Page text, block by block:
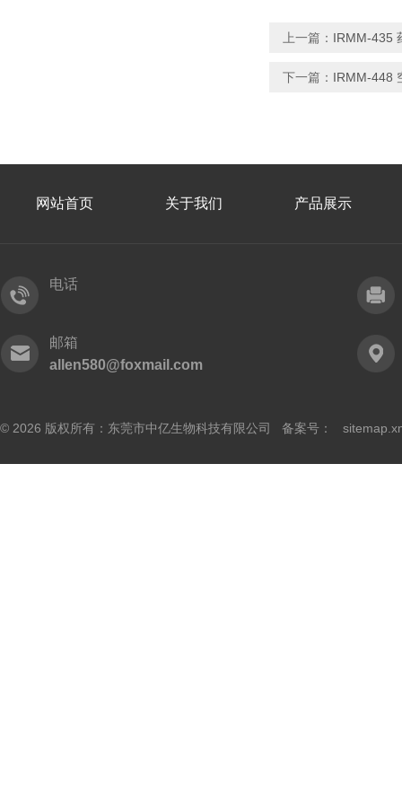
上一篇： IRMM-435
下一篇： IRMM-448
网站首页 关于我们 产品展示
电话
邮箱
allen580@foxmail.com
© 2026 版权所有：东莞市中亿生物科技有限公司 备案号：